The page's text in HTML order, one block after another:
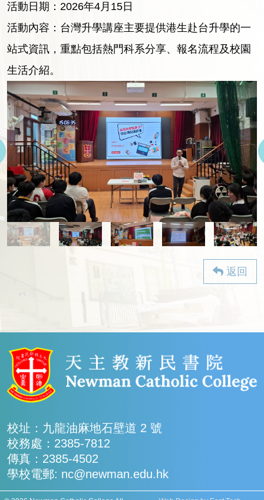
活動日期：2026年4月15日
活動內容：台灣升學講座主要提供港生赴台升學的一
站式資訊，重點包括熱門科系分享、報名流程及校園
生活介紹。
返回
校址：九龍油麻地石壁道 2 號
校務處：2385-7812
傳真：2385-4502
學校電郵: nc@newman.edu.hk